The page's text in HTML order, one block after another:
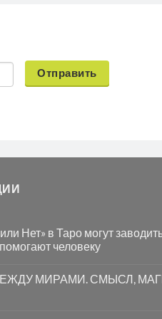
Отправить
Нет» в Таро могут заводить
человеку
МИРАМИ. СМЫСЛ,